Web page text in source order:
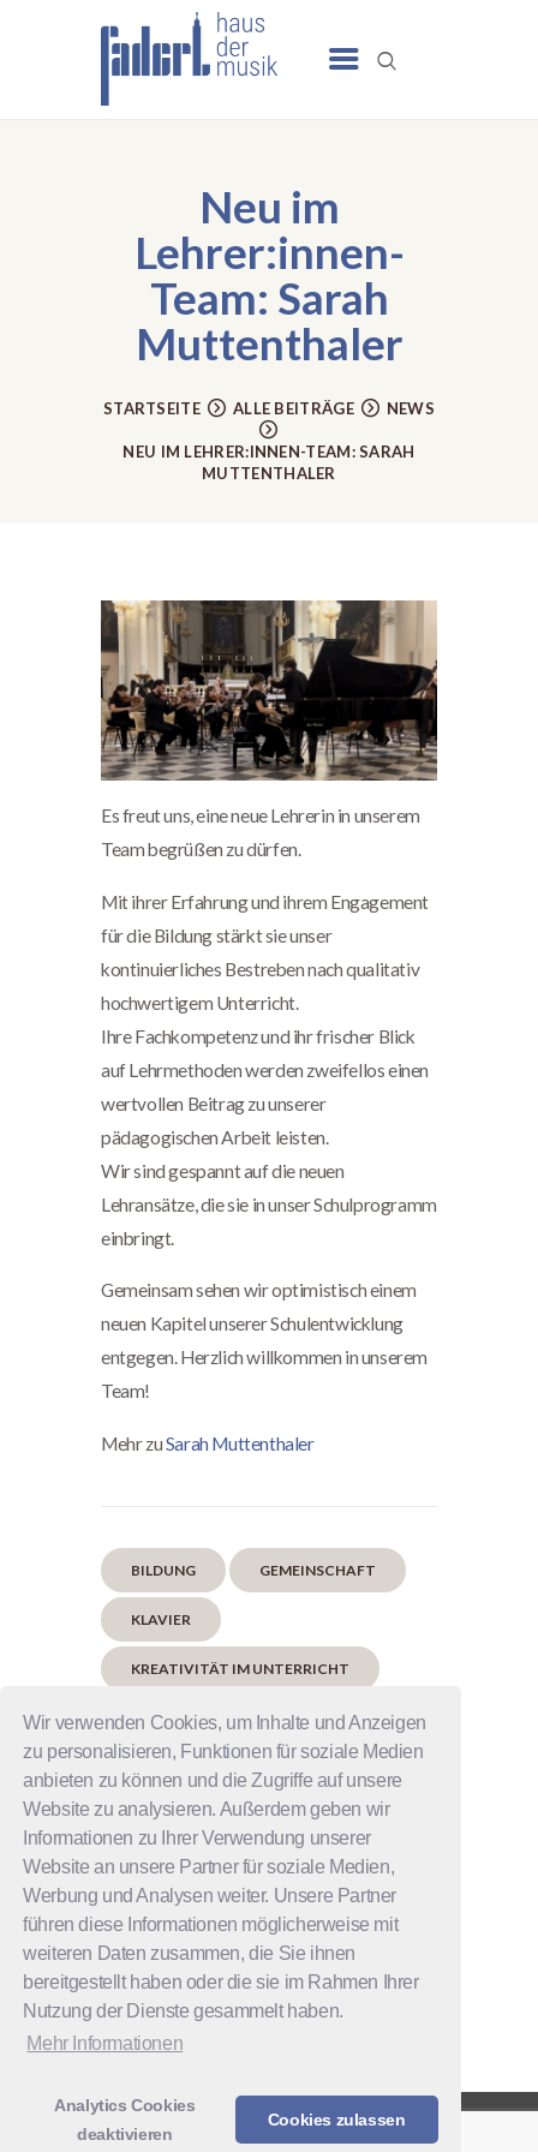
Wir verwenden Cookies, um Inhalte und Anzeigen
zu personalisieren, Funktionen für soziale Medien
anbieten zu können und die Zugriffe auf unsere
Website zu analysieren. Außerdem geben wir
Informationen zu Ihrer Verwendung unserer
Website an unsere Partner für soziale Medien,
Werbung und Analysen weiter. Unsere Partner
führen diese Informationen möglicherweise mit
weiteren Daten zusammen, die Sie ihnen
bereitgestellt haben oder die sie im Rahmen Ihrer
Nutzung der Dienste gesammelt haben.
Mehr Informationen
Analytics Cookies
deaktivieren
Cookies zulassen
Neu im
Lehrer:innen-
Team: Sarah
Muttenthaler
STARTSEITE ALLE BEITRÄGE NEWS
NEU IM LEHRER:INNEN-TEAM: SARAH
MUTTENTHALER
TERMINE
UNSER HAUS
KONTAKT
Es freut uns, eine neue Lehrerin in unserem
Team begrüßen zu dürfen.
Mit ihrer Erfahrung und ihrem Engagement
für die Bildung stärkt sie unser
kontinuierliches Bestreben nach qualitativ
hochwertigem Unterricht.
Ihre Fachkompetenz und ihr frischer Blick
auf Lehrmethoden werden zweifellos einen
wertvollen Beitrag zu unserer
pädagogischen Arbeit leisten.
Wir sind gespannt auf die neuen
Lehransätze, die sie in unser Schulprogramm
einbringt.
Gemeinsam sehen wir optimistisch einem
neuen Kapitel unserer Schulentwicklung
entgegen. Herzlich willkommen in unserem
Team!
Mehr zuSarah Muttenthaler
BILDUNG GEMEINSCHAFT
KLAVIER
KREATIVITÄT IM UNTERRICHT
MUSIKPÄDAGOGIK
MUSIKSCHULE
PÄDAGOGISCHE INNOVATION
TALENTFÖRDERUNG TEAM
TEAMERWEITERUNG
© 2026 Haus der Musik. Alle Rechte vorbehalten.